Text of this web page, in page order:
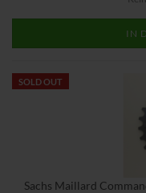
IN
SOLD OUT
Sachs Maillard